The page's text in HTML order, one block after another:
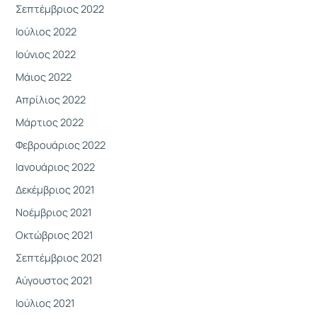
Σεπτέμβριος 2022
Ιούλιος 2022
Ιούνιος 2022
Μάιος 2022
Απρίλιος 2022
Μάρτιος 2022
Φεβρουάριος 2022
Ιανουάριος 2022
Δεκέμβριος 2021
Νοέμβριος 2021
Οκτώβριος 2021
Σεπτέμβριος 2021
Αύγουστος 2021
Ιούλιος 2021